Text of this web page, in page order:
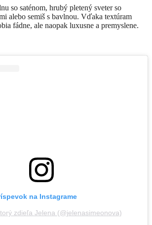
so saténom, hrubý pletený sveter so
alebo semiš s bavlnou. Vďaka textúram
fádne, ale naopak luxusne a premyslene.
na Instagrame
zdieľa Jelena (@jelenasimeonova)